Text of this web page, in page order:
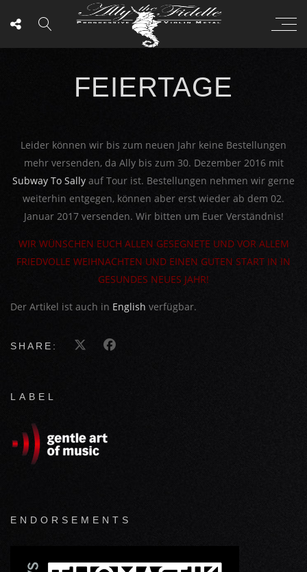
FEIERTAGE
Leider können wir bis zum neuen Jahr keine Bestellungen
mehr versenden, da Ally bis zum 30. Dezember 2016 mit
Subway To Sally auf Tour ist. Bestellungen nehmen wir gerne
weiterhin entgegen, können aber erst wieder ab dem 02.
Januar 2017 versenden. Wir bitten um Euer Verständnis!
WIR WÜNSCHEN EUCH ALLEN GESEGNETE UND VOR ALLEM
FRIEDVOLLE WEIHNACHTEN UND EINEN GUTEN START IN IN
GESUNDES NEUES JAHR!
Der Artikel ist auch in English verfügbar.
SHARE:
LABEL
ENDORSEMENTS